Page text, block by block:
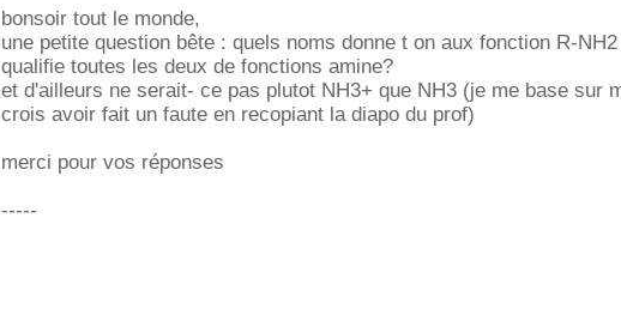
bonsoir tout le monde,
une petite question bête : quels noms donne t on aux fonction R-
qualifie toutes les deux de fonctions amine?
et d'ailleurs ne serait- ce pas plutot NH3+ que NH3 (je me base sur
crois avoir fait un faute en recopiant la diapo du prof)
merci pour vos réponses
-----